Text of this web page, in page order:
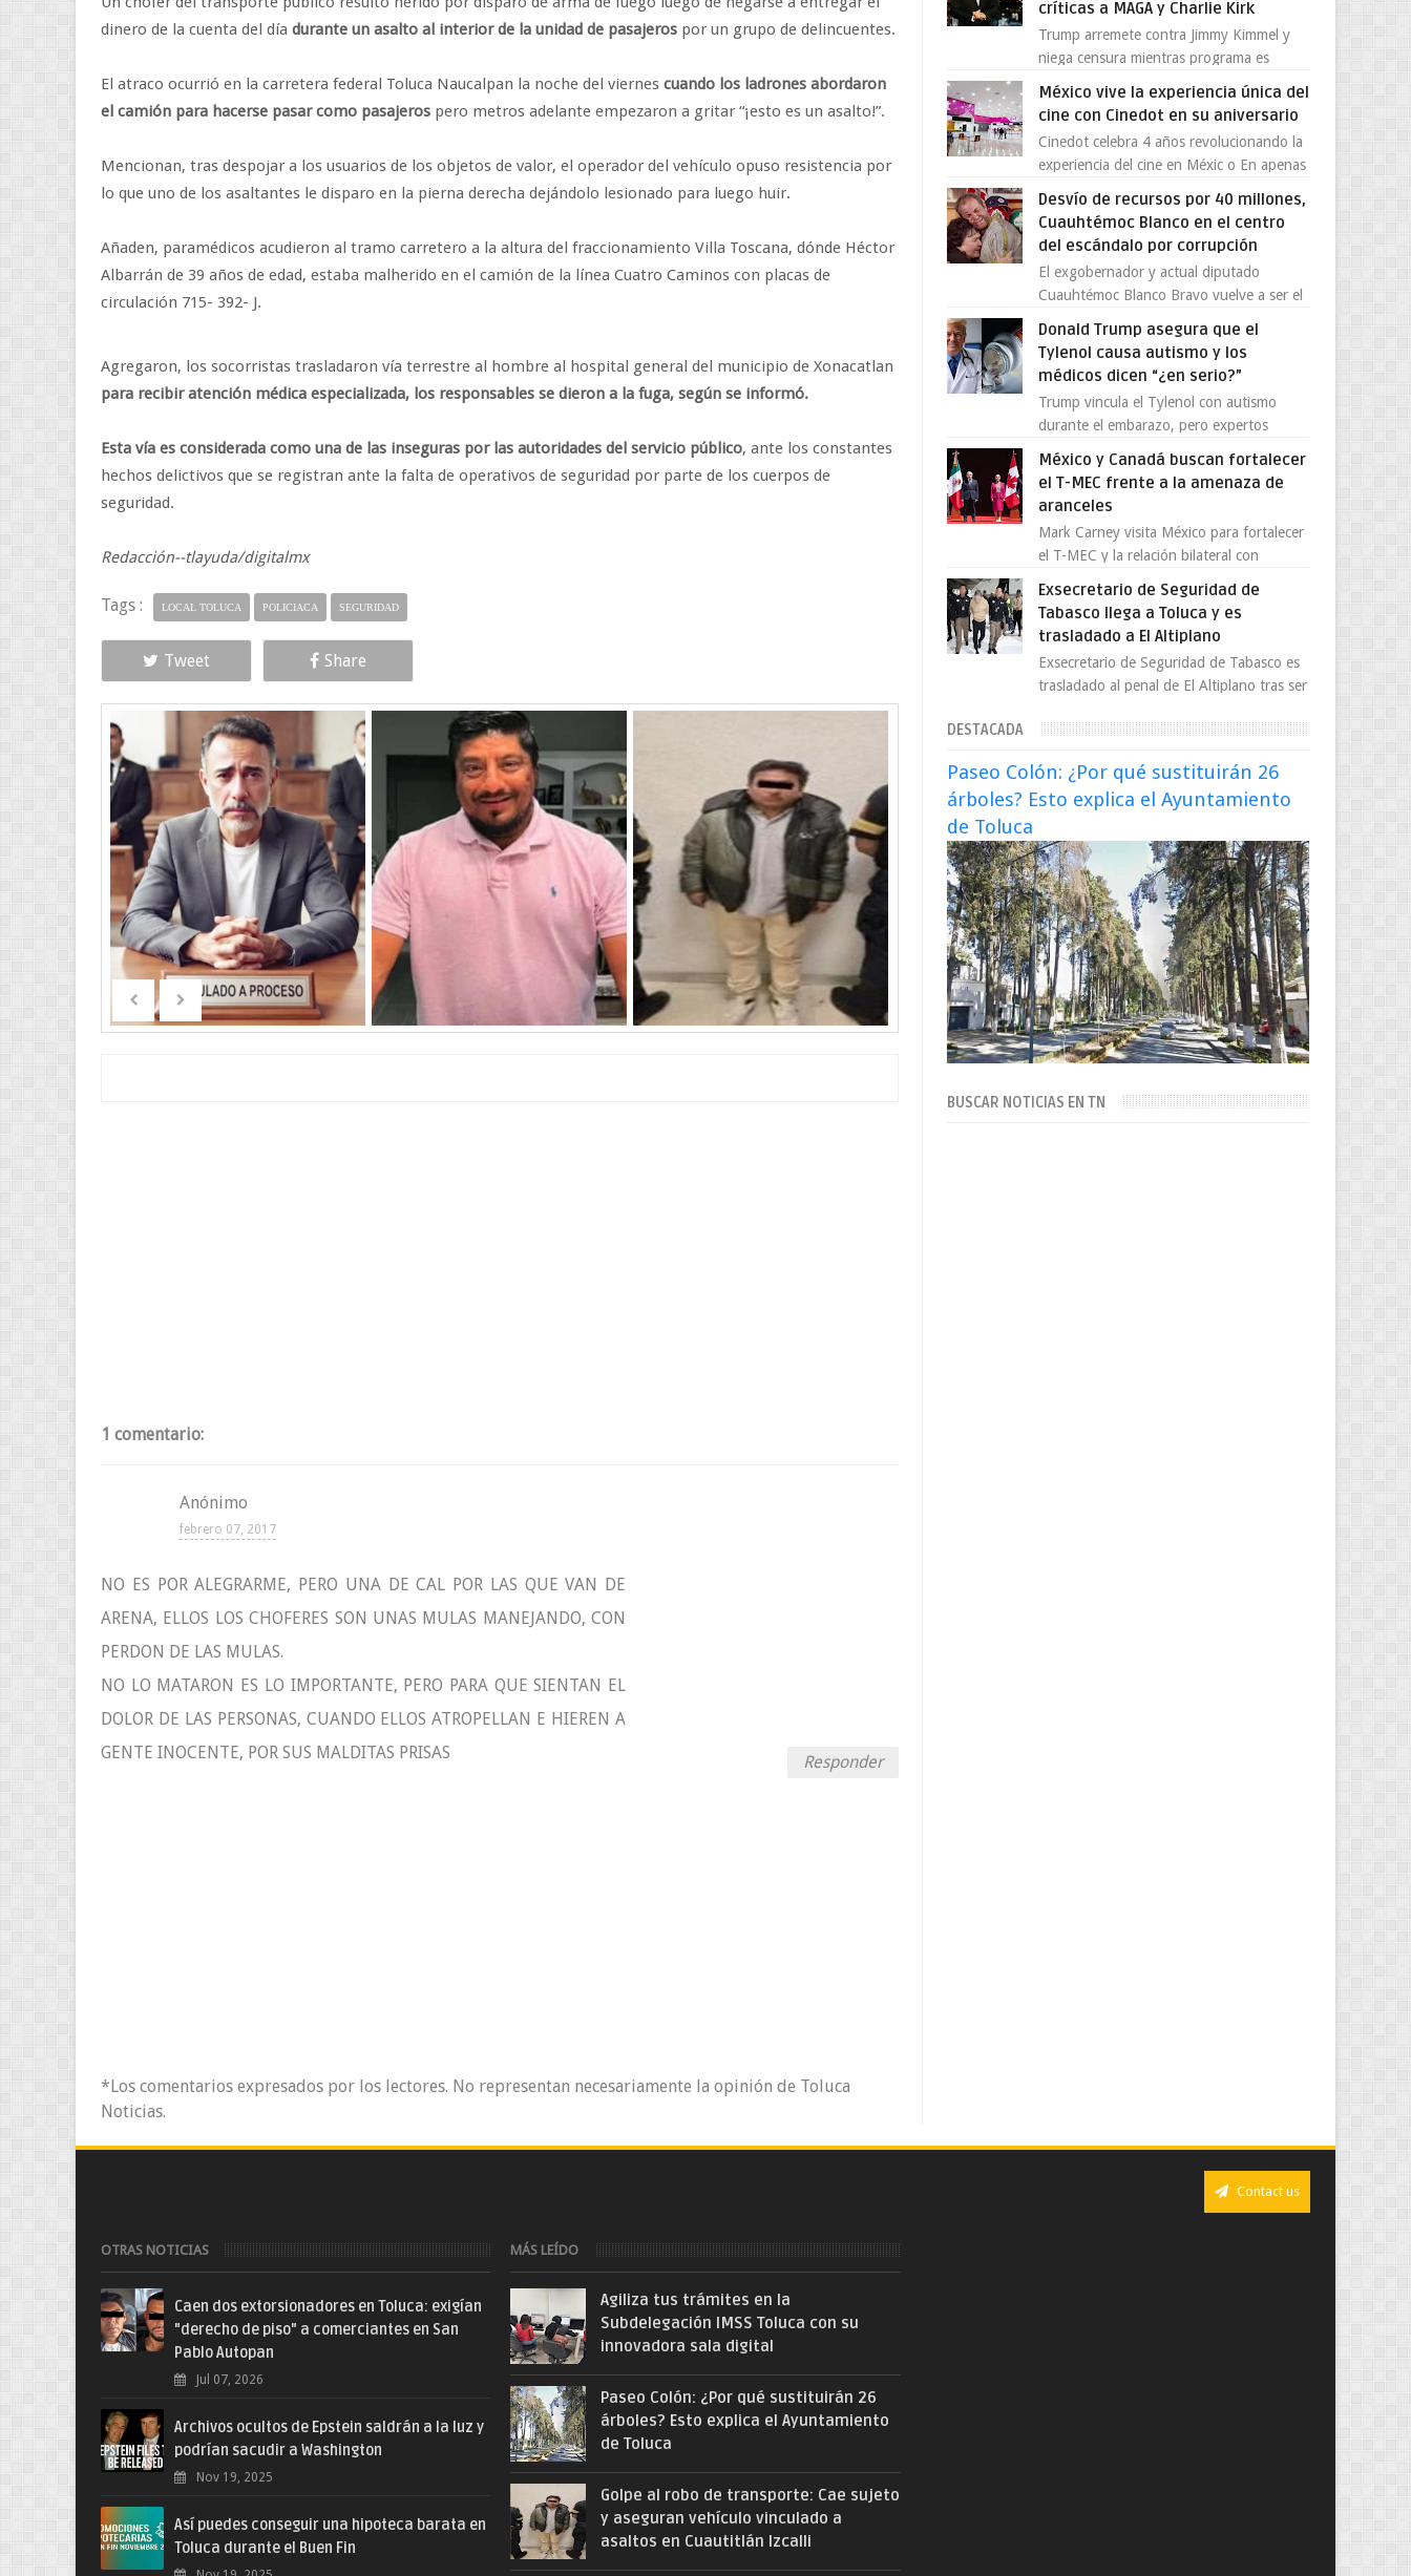
dinero de la cuenta del día durante un asalto al interior de la unidad de pasajeros por un grupo de delincuentes.
El atraco ocurrió en la carretera federal Toluca Naucalpan la noche del viernes cuando los ladrones abordaron
el camión para hacerse pasar como pasajeros pero metros adelante empezaron a gritar “¡esto es un asalto!”.
Mencionan, tras despojar a los usuarios de los objetos de valor, el operador del vehículo opuso resistencia por
lo que uno de los asaltantes le disparo en la pierna derecha dejándolo lesionado para luego huir.
Añaden, paramédicos acudieron al tramo carretero a la altura del fraccionamiento Villa Toscana, dónde Héctor
Albarrán de 39 años de edad, estaba malherido en el camión de la línea Cuatro Caminos con placas de
circulación 715- 392- J.
Agregaron, los socorristas trasladaron vía terrestre al hombre al hospital general del municipio de Xonacatlan
para recibir atención médica especializada, los responsables se dieron a la fuga, según se informó.
Esta vía es considerada como una de las inseguras por las autoridades del servicio público, ante los constantes
hechos delictivos que se registran ante la falta de operativos de seguridad por parte de los cuerpos de
seguridad.
Redacción--tlayuda/digitalmx
Tags : LOCAL TOLUCA POLICIACA SEGURIDAD
Tweet Share
1 comentario:
Anónimo
febrero 07, 2017
NO ES POR ALEGRARME, PERO UNA DE CAL POR LAS QUE VAN DE
ARENA, ELLOS LOS CHOFERES SON UNAS MULAS MANEJANDO, CON
PERDON DE LAS MULAS.
NO LO MATARON ES LO IMPORTANTE, PERO PARA QUE SIENTAN EL
DOLOR DE LAS PERSONAS, CUANDO ELLOS ATROPELLAN E HIEREN A
GENTE INOCENTE, POR SUS MALDITAS PRISAS
Responder
*Los comentarios expresados por los lectores. No representan necesariamente la opinión de Toluca
Noticias.
críticas a MAGA y Charlie Kirk
Trump arremete contra Jimmy Kimmel y
niega censura mientras programa es
programa Jimmy Kimmel Live! ...
México vive la experiencia única del
cine con Cinedot en su aniversario
Cinedot celebra 4 años revolucionando la
experiencia del cine en Méxic o En apenas
cuatro años, Cinedot ha demostrado que
Desvío de recursos por 40 millones,
Cuauhtémoc Blanco en el centro
del escándalo por corrupción
El exgobernador y actual diputado
Cuauhtémoc Blanco Bravo vuelve a ser el
enfrentando señalamientos por...
Donald Trump asegura que el
Tylenol causa autismo y los
médicos dicen “¿en serio?”
Trump vincula el Tylenol con autismo
durante el embarazo, pero expertos
nuevo episodio de declaraciones...
México y Canadá buscan fortalecer
el T-MEC frente a la amenaza de
aranceles
Mark Carney visita México para fortalecer
el T-MEC y la relación bilateral con
provocada por la ofen...
Exsecretario de Seguridad de
Tabasco llega a Toluca y es
trasladado a El Altiplano
Exsecretario de Seguridad de Tabasco es
trasladado al penal de El Altiplano tras ser
Seguridad Públi...
DESTACADA
Paseo Colón: ¿Por qué sustituirán 26
árboles? Esto explica el Ayuntamiento
de Toluca
BUSCAR NOTICIAS EN TN
Contact us
OTRAS NOTICIAS
Caen dos extorsionadores en Toluca: exigían
"derecho de piso" a comerciantes en San
Pablo Autopan
Jul 07, 2026
Archivos ocultos de Epstein saldrán a la luz y
podrían sacudir a Washington
Nov 19, 2025
Así puedes conseguir una hipoteca barata en
Toluca durante el Buen Fin
MÁS LEÍDO
Agiliza tus trámites en la
Subdelegación IMSS Toluca con su
innovadora sala digital
Paseo Colón: ¿Por qué sustituirán 26
árboles? Esto explica el Ayuntamiento
de Toluca
Golpe al robo de transporte: Cae sujeto
y aseguran vehículo vinculado a
asaltos en Cuautitlán Izcalli